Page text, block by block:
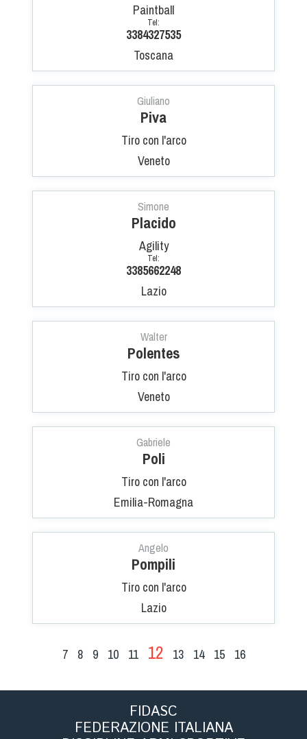
Paintball
Tel:
3384327535
Toscana
Giuliano
Piva
Tiro con l'arco
Veneto
Simone
Placido
Agility
Tel:
3385662248
Lazio
Walter
Polentes
Tiro con l'arco
Veneto
Gabriele
Poli
Tiro con l'arco
Emilia-Romagna
Angelo
Pompili
Tiro con l'arco
Lazio
7 8 9 10 11 12 13 14 15 16
FIDASC
FEDERAZIONE ITALIANA